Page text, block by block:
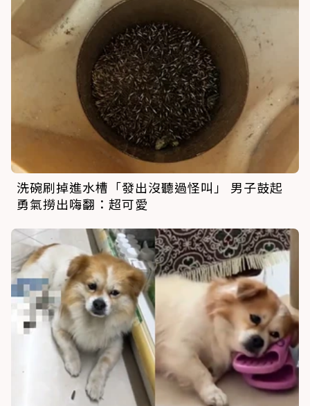
洗碗刷掉進水槽「發出沒聽過怪叫」 男子鼓起
勇氣撈出嗨翻：超可愛